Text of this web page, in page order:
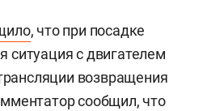
, что при посадке
ситуация с двигателем
возвращения
сообщил, что